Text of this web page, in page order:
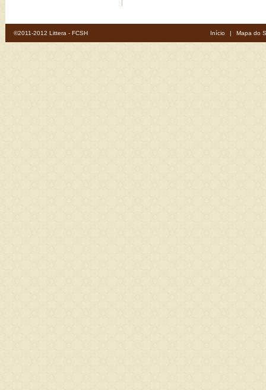
©2011-2012 Littera - FCSH Início | Mapa do